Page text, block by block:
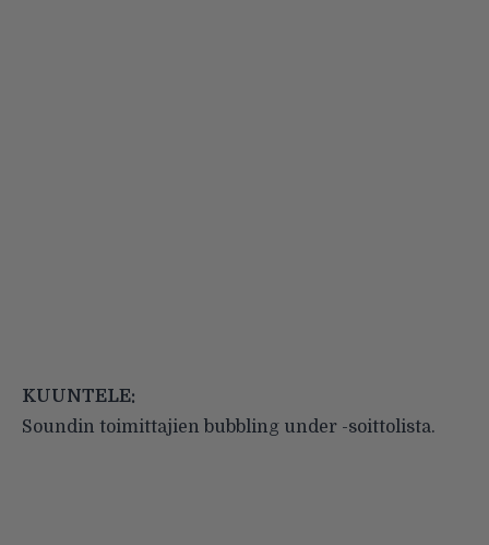
KUUNTELE:
Soundin toimittajien bubbling under -soittolista.